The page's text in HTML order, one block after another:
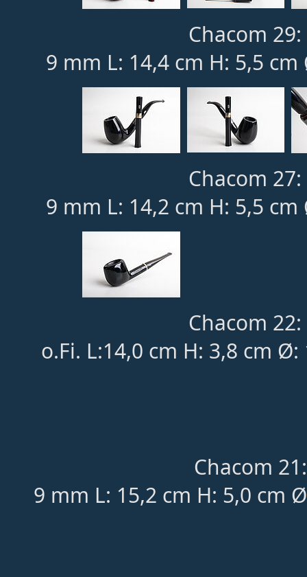
Chacom
9 mm L: 14,4 cm H: 5,5
Chacom
9 mm L: 14,2 cm H: 5,5
Chacom
o.Fi. L:14,0 cm H: 3,8 cm
Chacom
9 mm L: 15,2 cm H: 5,0 cm